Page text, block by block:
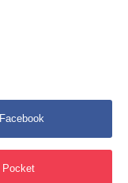
Facebook
Pocket